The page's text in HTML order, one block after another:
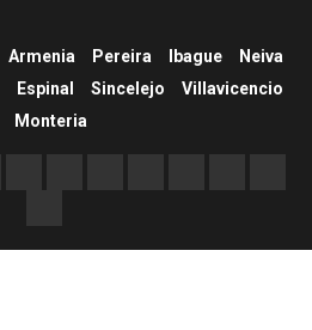
Armenia Pereira Ibague
Neiva
Espinal Sincelejo
Villavicencio
Monteria